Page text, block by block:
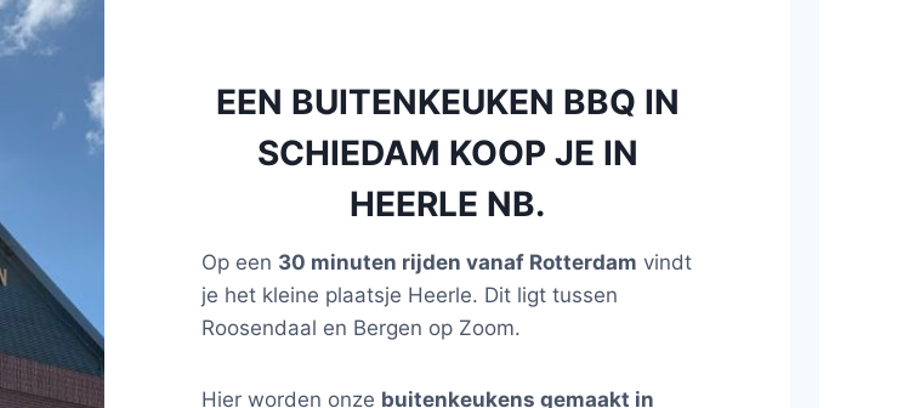
EEN BUITENKEUKEN BBQ IN
SCHIEDAM KOOP JE IN
HEERLE NB.
Op een 30 minuten rijden vanaf Rotterdam vindt
je het kleine plaatsje Heerle. Dit ligt tussen
Roosendaal en Bergen op Zoom.
Hier worden onze buitenkeukens gemaakt in